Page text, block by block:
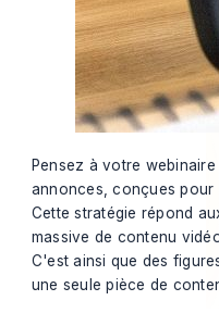
Pensez à votre
annonces, conçues
Cette stratégie répond
massive de contenu
C'est ainsi que des
une seule pièce de